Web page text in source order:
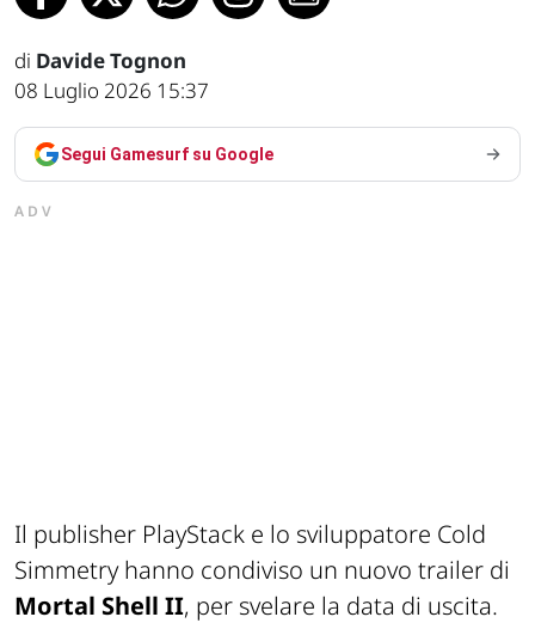
di Davide Tognon
08 Luglio 2026 15:37
Segui Gamesurf su Google
ADV
Il publisher PlayStack e lo sviluppatore Cold
Simmetry hanno condiviso un nuovo trailer di
Mortal Shell II, per svelare la data di uscita.